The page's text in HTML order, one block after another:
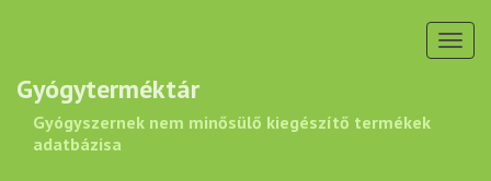
Gyógyterméktár
Gyógyszernek nem minősülő kiegészítő termékek
adatbázisa